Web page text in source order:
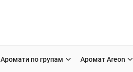
Аромати по групам Аромат Areon